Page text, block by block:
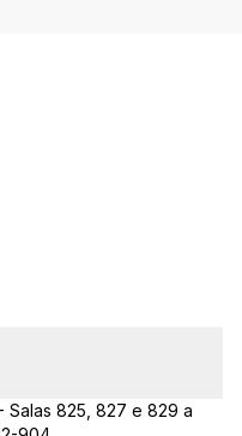
Salas 825, 827 e 829 a